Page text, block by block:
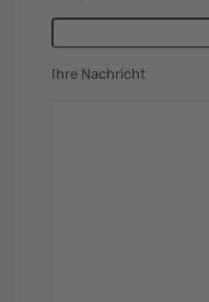
Ihre Nachricht